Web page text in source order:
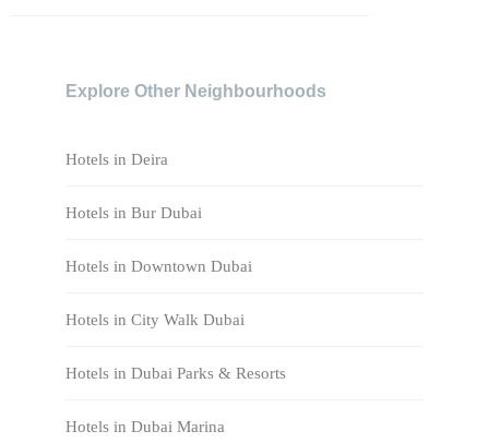
Explore Other Neighbourhoods
Hotels in Deira
Hotels in Bur Dubai
Hotels in Downtown Dubai
Hotels in City Walk Dubai
Hotels in Dubai Parks & Resorts
Hotels in Dubai Marina